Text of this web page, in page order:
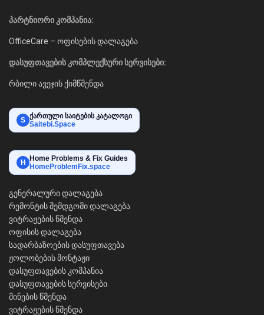
პარტნიორი კომპანია:
OfficeCare – ოფისების დალაგება
დასუფთავების კომპლექსური სერვისები:
რბილი ავეჯის ქიმწმენდა
S ქართული საიტების კატალოგი
Saitebi.Space
H Home Problems & Fix Guides
HomeProblemFix.space
გენერალური დალაგება
რემონტის შემდგომი დალაგება
ვიტრაჟების წმენდა
ოფისის დალაგება
სადარბაზოების დასუფთავება
ჟოლობების მონტაჟი
დასუფთავების კომპანია
დასუფთავების სერვისები
მინების წმენდა
ვიტრაჟების წმენდა